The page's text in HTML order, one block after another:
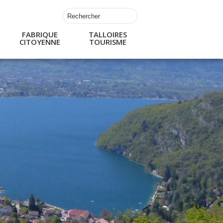
FABRIQUE
CITOYENNE
TALLOIRES
TOURISME